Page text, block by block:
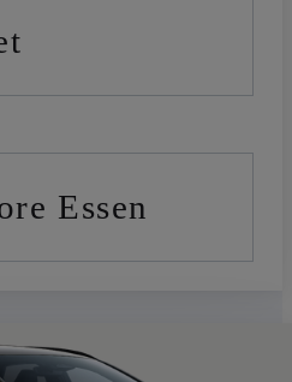
Essen